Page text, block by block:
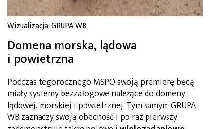
Wizualizacja: GRUPA WB
Domena morska, lądowa
i powietrzna
Podczas tegorocznego MSPO swoją premierę będą
miały systemy bezzałogowe należące do domeny
lądowej, morskiej i powietrznej. Tym samym GRUPA
WB zaznaczy swoją obecność i po raz pierwszy